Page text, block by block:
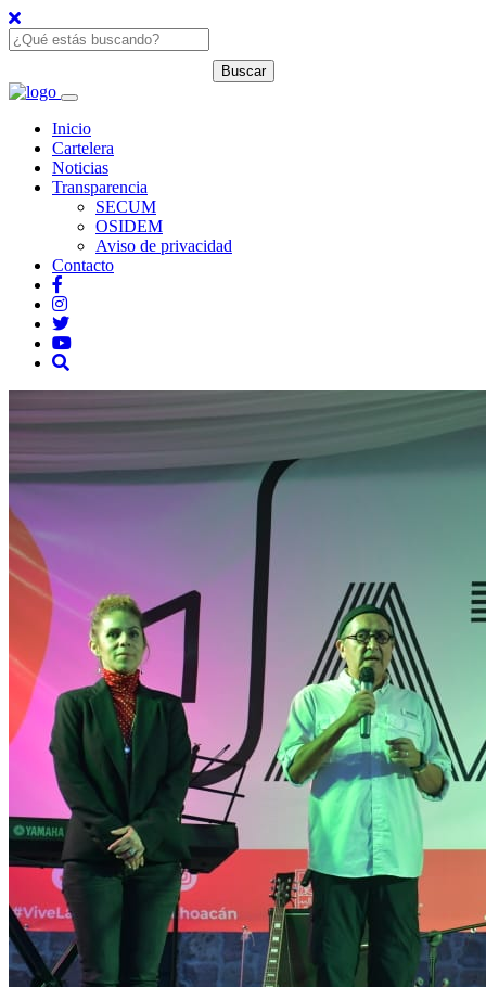
Inicio
Cartelera
Noticias
Transparencia
SECUM
OSIDEM
Aviso de privacidad
Contacto